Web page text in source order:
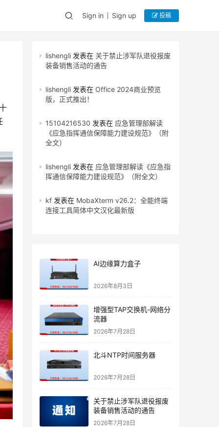
Sign in Sign up 投稿
lishengli 发表在 关于禁止涉军队退役报废
装备销售活动的通告
lishengli 发表在 Office 2024商业预览
版，正式推出！
15104216530 发表在 应急管理部解读
《应急指挥通信保障能力建设规范》（附
全文）
lishengli 发表在 应急管理部解读《应急指
挥通信保障能力建设规范》（附全文）
kf 发表在 MobaXterm v26.2：全能终端
连接工具简体中文汉化最新版
AI边缘算力盒子
2026年8月3日
增强型TAP交换机-网络分
流器
2026年7月28日
北斗NTP时间服务器
2026年7月28日
关于禁止涉军队退役报废
装备销售活动的通告
2026年7月28日